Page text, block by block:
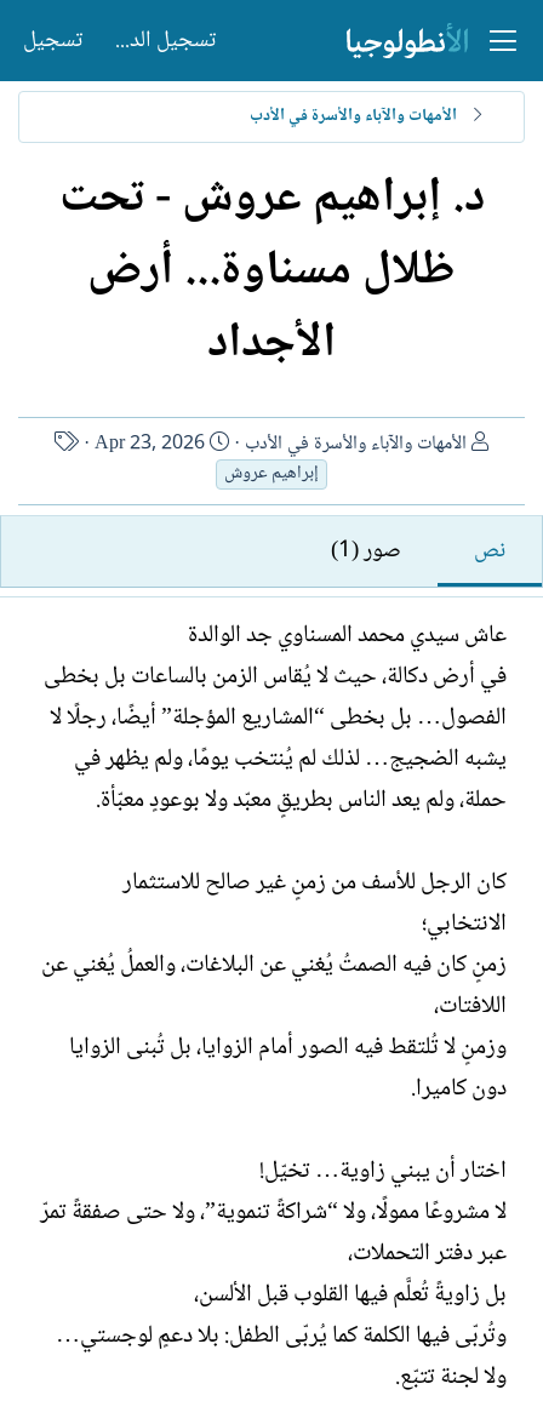
تسجيل الدخول تسجيل
الأمهات والآباء والأسرة في الأدب
د. إبراهيم عروش - تحت
ظلال مسناوة... أرض
الأجداد
ا
ك
ب
الأمهات والآباء والأسرة في الأدب
ت
ر
ا
إ
ن
ا
ء
Apr 23, 2026
ا
م
ك
ب
إبراهيم عروش
نص صور (1)
عاش سيدي محمد المسناوي جد الوالدة
في أرض دكالة، حيث لا يُقاس الزمن بالساعات بل بخطى
الفصول… بل بخطى “المشاريع المؤجلة” أيضًا، رجلًا لا
يشبه الضجيج… لذلك لم يُنتخب يومًا، ولم يظهر في
حملة، ولم يعد الناس بطريقٍ معبّد ولا بوعودٍ معبّأة.
كان الرجل للأسف من زمنٍ غير صالح للاستثمار
الانتخابي؛
زمنٍ كان فيه الصمتُ يُغني عن البلاغات، والعملُ يُغني عن
اللافتات،
وزمنٍ لا تُلتقط فيه الصور أمام الزوايا، بل تُبنى الزوايا
دون كاميرا.
اختار أن يبني زاوية… تخيّل!
لا مشروعًا ممولًا، ولا “شراكةً تنموية”، ولا حتى صفقةً تمرّ
عبر دفتر التحملات،
بل زاويةً تُعلَّم فيها القلوب قبل الألسن،
وتُربّى فيها الكلمة كما يُربّى الطفل: بلا دعمٍ لوجستي…
ولا لجنة تتبّع.